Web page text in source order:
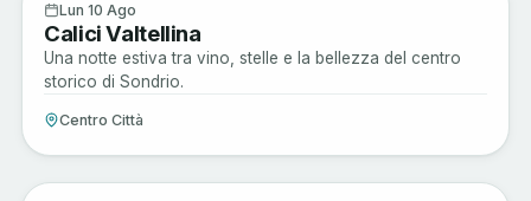
Enogastronomia
Lun 10 Ago
Calici Valtellina
Una notte estiva tra vino, stelle e la bellezza del centro
storico di Sondrio.
Centro Città